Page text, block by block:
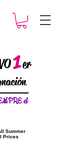
1er
el
Summer
Prices